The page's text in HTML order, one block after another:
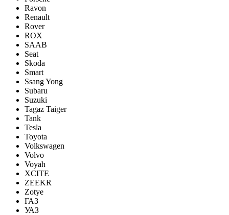
Ravon
Renault
Rover
ROX
SAAB
Seat
Skoda
Smart
Ssang Yong
Subaru
Suzuki
Tagaz Taiger
Tank
Tesla
Toyota
Volkswagen
Volvo
Voyah
XCITE
ZEEKR
Zotye
ГАЗ
УАЗ